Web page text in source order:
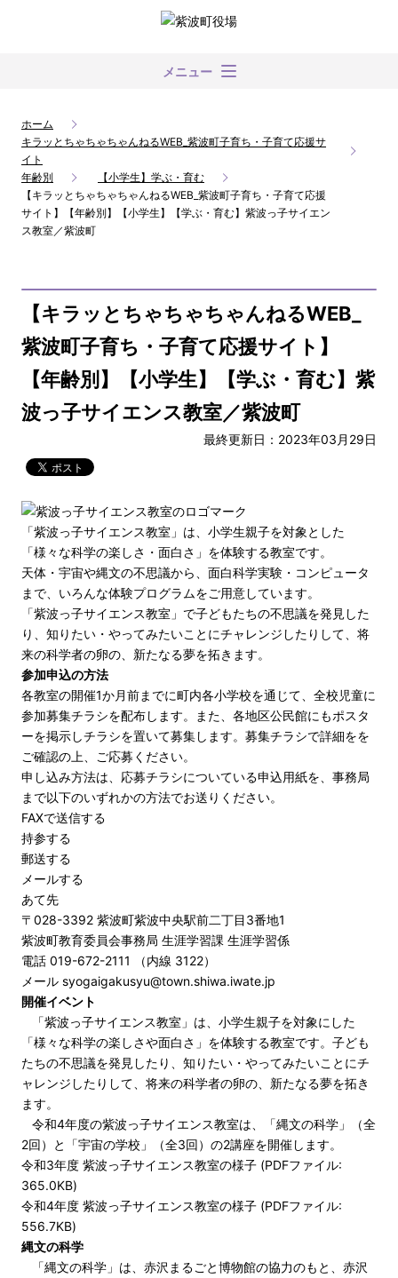
メニュー
ホーム
キラッとちゃちゃちゃんねるWEB_紫波町子育ち・子育て応援サ
イト
年齢別
【小学生】学ぶ・育む
【キラッとちゃちゃちゃんねるWEB_紫波町子育ち・子育て応援
サイト】【年齢別】【小学生】【学ぶ・育む】紫波っ子サイエン
ス教室／紫波町
【キラッとちゃちゃちゃんねるWEB_
紫波町子育ち・子育て応援サイト】
【年齢別】【小学生】【学ぶ・育む】紫
波っ子サイエンス教室／紫波町
最終更新日：2023年03月29日
「紫波っ子サイエンス教室」は、小学生親子を対象とした
「様々な科学の楽しさ・面白さ」を体験する教室です。
天体・宇宙や縄文の不思議から、面白科学実験・コンピュータ
まで、いろんな体験プログラムをご用意しています。
「紫波っ子サイエンス教室」で子どもたちの不思議を発見した
り、知りたい・やってみたいことにチャレンジしたりして、将
来の科学者の卵の、新たなる夢を拓きます。
参加申込の方法
各教室の開催1か月前までに町内各小学校を通じて、全校児童に
参加募集チラシを配布します。また、各地区公民館にもポスタ
ーを掲示しチラシを置いて募集します。募集チラシで詳細をを
ご確認の上、ご応募ください。
申し込み方法は、応募チラシについている申込用紙を、事務局
まで以下のいずれかの方法でお送りください。
FAXで送信する
持参する
郵送する
メールする
あて先
〒028-3392 紫波町紫波中央駅前二丁目3番地1
紫波町教育委員会事務局 生涯学習課 生涯学習係
電話 019-672-2111 （内線 3122）
メール syogaigakusyu@town.shiwa.iwate.jp
開催イベント
「紫波っ子サイエンス教室」は、小学生親子を対象にした
「様々な科学の楽しさや面白さ」を体験する教室です。子ども
たちの不思議を発見したり、知りたい・やってみたいことにチ
ャレンジしたりして、将来の科学者の卵の、新たなる夢を拓き
ます。
令和4年度の紫波っ子サイエンス教室は、「縄文の科学」（全
2回）と「宇宙の学校」（全3回）の2講座を開催します。
令和3年度 紫波っ子サイエンス教室の様子 (PDFファイル:
365.0KB)
令和4年度 紫波っ子サイエンス教室の様子 (PDFファイル:
556.7KB)
縄文の科学
「縄文の科学」は、赤沢まるごと博物館の協力のもと、赤沢